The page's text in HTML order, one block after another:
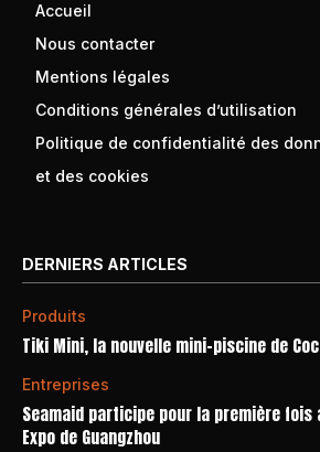
Accueil
Nous contacter
Mentions légales
Conditions générales d’utilisation
Politique de confidentialité des
et des cookies
DERNIERS ARTICLES
Produits
Tiki Mini, la nouvelle mini-piscine de
Entreprises
Seamaid participe pour la première fois
Expo de Guangzhou